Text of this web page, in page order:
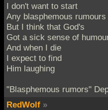
I don't want to start
Any blasphemous rumours
But I think that God's
Got a sick sense of
And when I die
I expect to find
Him laughing
"Blasphemous rumors"
RedWolf »